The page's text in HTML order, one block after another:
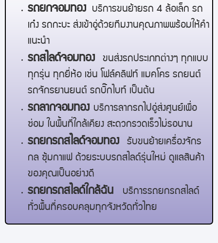
รถยกจอมทอง
บริการขนย้ายรถ 4 ล้อเล็ก รถ
เก๋ง รถกะบะ ส่งเข้าอู่ด้วยทีมงานคุณภาพพร้อมให้คำ
แนะนำ
รถสไลด์จอมทอง
ขนส่งรถประเภทต่างๆ ทุกแบบ
ทุกรุ่น ทุกยี่ห้อ เช่น โฟล์คลิฟท์ แมคโคร รถยนต์
รถจักรยานยนต์ รถบิ๊กไบท์ เป็นต้น
รถลากจอมทอง บริการลากรถไปอู่ส่งศูนย์เพื่อ
ซ่อม ในพื้นที่ใกล้เคียง สะดวกรวดเร็วไม่รอนาน
รถยกรถสไลด์จอมทอง
รับขนย้ายเครื่องจักร
กล ซุ้มกาแฟ ด้วยระบบรถสไลด์รุ่นใหม่ ดูแลสินค้า
ของคุณเป็นอย่างดี
รถยกรถสไลด์ใกล้ฉัน
บริการรถยกรถสไลด์
ทั่วพื้นที่ครอบคลุมทุกจังหวัดทั่วไทย